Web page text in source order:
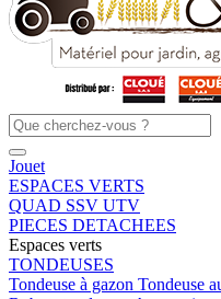
Jouet
ESPACES VERTS
QUAD SSV UTV
PIECES DETACHEES
Espaces verts
TONDEUSES
Tondeuse à gazon Tondeuse